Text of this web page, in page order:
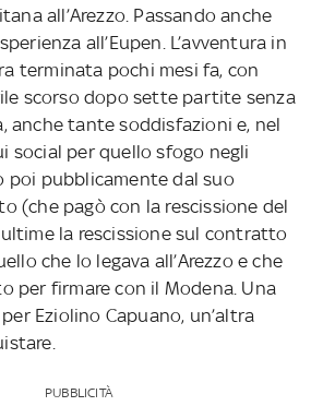
all’Arezzo. Passando anche
all’Eupen. L’avventura in
terminata pochi mesi fa, con
scorso dopo sette partite senza
anche tante soddisfazioni e, nel
social per quello sfogo negli
pubblicamente dal suo
(che pagò con la rescissione del
la rescissione sul contratto
che lo legava all’Arezzo e che
per firmare con il Modena. Una
Eziolino Capuano, un’altra
PUBBLICITÀ